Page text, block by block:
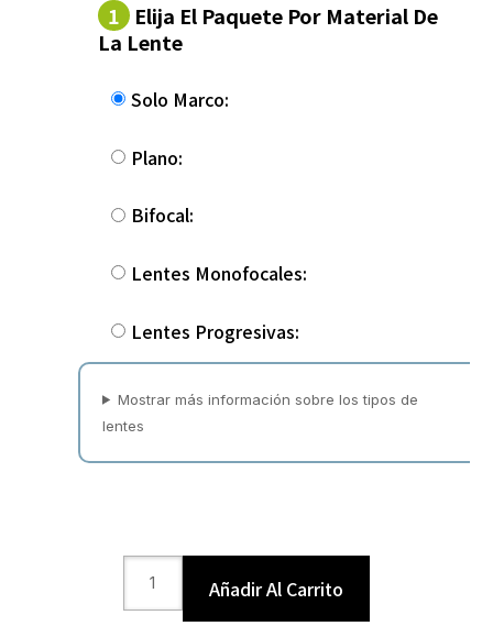
1 Elija El Paquete Por Material De
La Lente
Solo Marco:
Plano:
Bifocal:
Lentes Monofocales:
Lentes Progresivas:
Mostrar más información sobre los tipos de
lentes
Añadir Al Carrito